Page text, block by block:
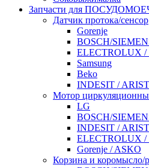
Запчасти для
Датчик протока/сенсор
Gorenje
BOSCH/
ELECTROLUX /
Samsung
Beko
INDESIT /
Мотор
LG
BOSCH/
INDESIT /
ELECTROLUX /
Gorenje / ASKO
Корзина и коромысло/